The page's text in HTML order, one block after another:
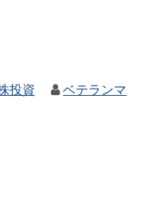
投資
ベテランマ